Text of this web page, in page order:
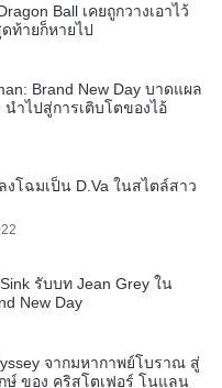
Ball เคยถูกวางเอาไว้
ท้ายก็หายไป
Brand New Day บาดแผล
ำไปสู่การเติบโตของไอ้
งโฉมเป็น D.Va ในสไตล์สาว
รับบท Jean Grey ใน
New Day
จากมหากาพย์โบราณ สู่
ษ์ ของ คริสโตเฟอร์ โนแลน